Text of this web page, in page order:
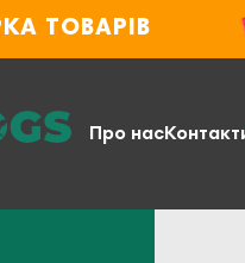
ТОВАРІВ
Про нас